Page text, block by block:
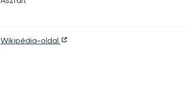
Wikipédia-oldal